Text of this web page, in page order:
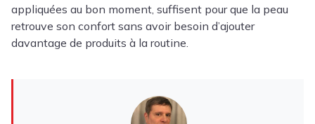
appliquées au bon moment, suffisent pour que la peau
retrouve son confort sans avoir besoin d’ajouter
davantage de produits à la routine.